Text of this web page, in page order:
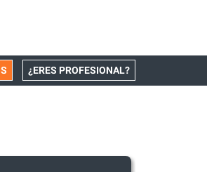
¿ERES PROFESIONAL?